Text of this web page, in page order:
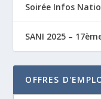
Soirée Infos
SANI 2025 –
OFFRES